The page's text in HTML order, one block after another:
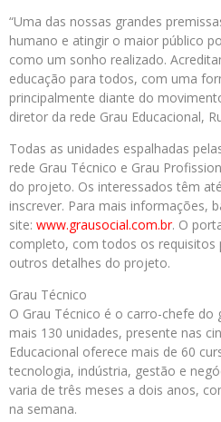
“Uma das nossas grandes
humano e atingir o maior público
como um sonho realizado.
educação para todos, com uma
principalmente diante do
diretor da rede Grau Educacional,
Todas as unidades espalhadas
rede Grau Técnico e Grau
do projeto. Os interessados têm
inscrever. Para mais informações,
site: www.grausocial.com.br. O
completo, com todos os requisitos
outros detalhes do projeto.
Grau Técnico
O Grau Técnico é o carro-chefe do
mais 130 unidades, presente nas
Educacional oferece mais de 60
tecnologia, indústria, gestão e
varia de três meses a dois anos,
na semana.